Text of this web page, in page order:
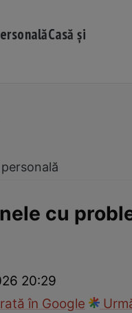
Casă și
cu
20:29
în Google